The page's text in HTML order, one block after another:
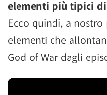
elementi più tipici
Ecco quindi, a nostro
elementi che
God of War dagli